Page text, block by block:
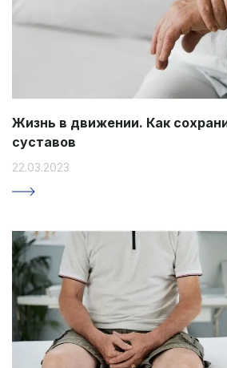
Жизнь в движении. Как
суставов
22.03.2023